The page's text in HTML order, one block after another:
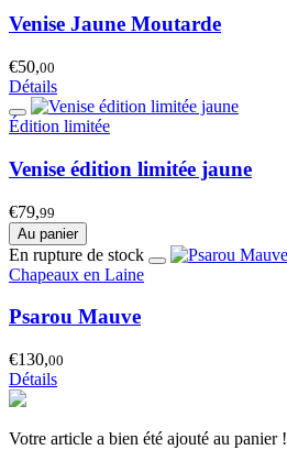
Venise Jaune Moutarde
€50,00
Détails
Édition limitée
Venise édition limitée jaune
€79,99
Au panier
En rupture de stock
Chapeaux en Laine
Psarou Mauve
€130,00
Détails
Votre article a bien été ajouté au panier !